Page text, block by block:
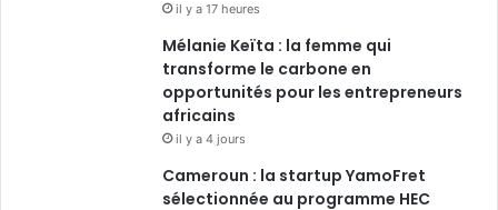
il y a 17 heures
Mélanie Keïta : la femme qui
transforme le carbone en
opportunités pour les entrepreneurs
africains
il y a 4 jours
Cameroun : la startup YamoFret
sélectionnée au programme HEC